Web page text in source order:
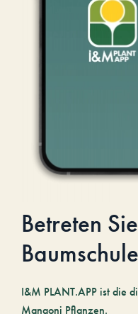
Betreten
Baumschule
I&M PLANT.APP ist die
Mangoni Pflanzen.